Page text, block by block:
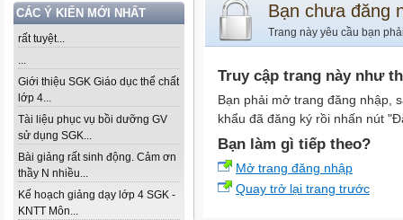
CÁC Ý KIẾN MỚI NHẤT
rất tuyệt...
...
Giới thiệu SGK Giáo dục thể chất
lớp 4...
Tài liệu phục vụ bồi dưỡng GV
sử dụng SGK...
Bài giảng rất sinh động. Cảm ơn
thầy N nhiều...
Kế hoạch giảng dạy lớp 4 SGK -
KNTT Môn...
Bạn chưa đăng
Trang này yêu cầu bạn
Truy cập trang này như
Bạn phải mở trang đăng nhập,
khẩu đã đăng ký rồi nhấn nút
Bạn làm gì tiếp theo?
Mở trang đăng nhập
Quay trở lại trang trước